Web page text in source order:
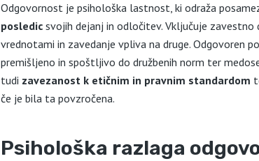
Odgovornost je psihološka lastnost, ki odraža
posledic svojih dejanj in odločitev. Vključuje
vrednotami in zavedanje vpliva na druge. Odgovoren
premišljeno in spoštljivo do družbenih norm ter
tudi zavezanost k etičnim in pravnim standardom
če je bila ta povzročena.
Psihološka razlaga